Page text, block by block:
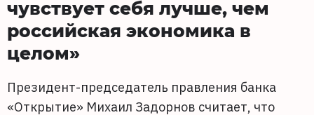
чувствует себя лучше, чем
российская экономика в
целом»
Президент-председатель правления банка
«Открытие» Михаил Задорнов считает, что